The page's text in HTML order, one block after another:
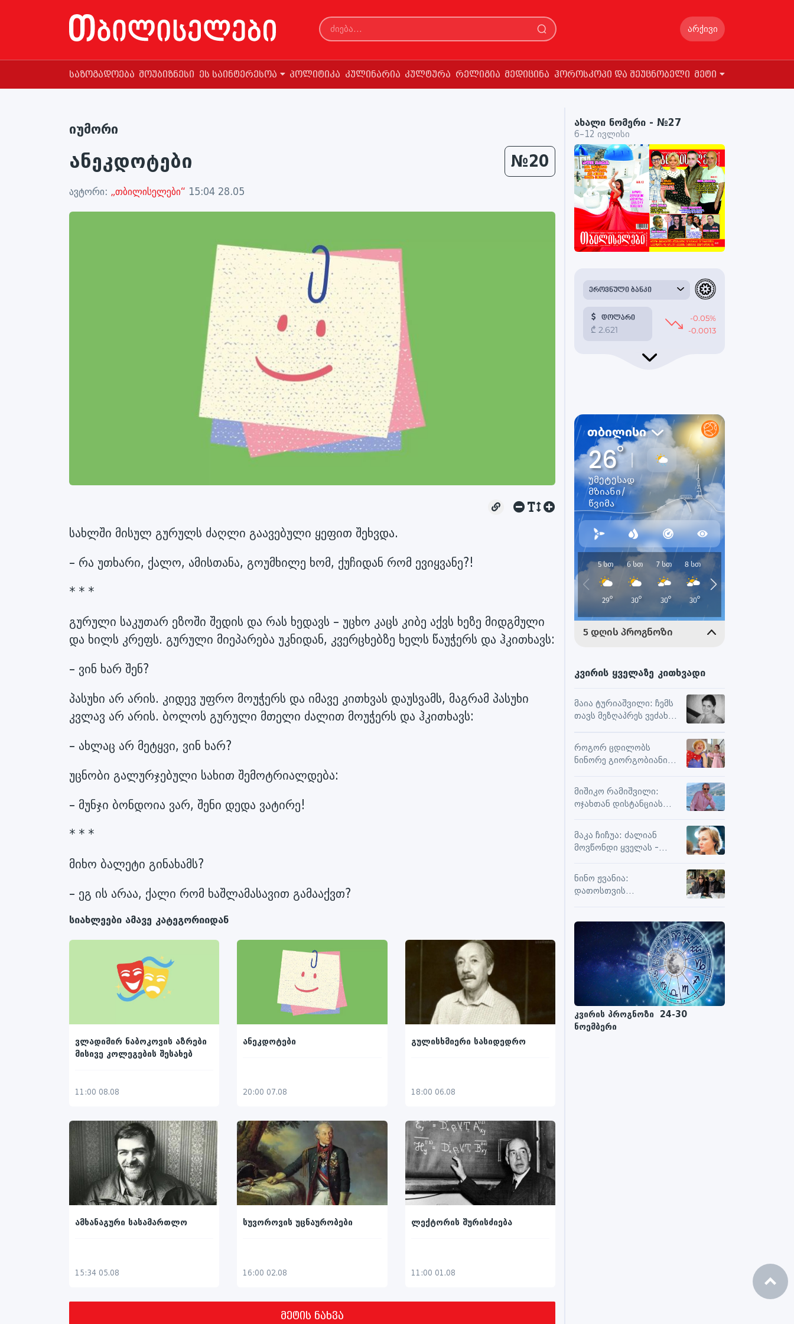
არქივი
საზოგადოება შოუბიზნესი ეს საინტერესოა პოლიტიკა კულინარია კულტურა რელიგია მედიცინა ჰოროსკოპი და შეუცნობელი მეტი
იუმორი
ანეკდოტები №20
ავტორი: „თბილისელები“ 15:04 28.05
სახლში მისულ გურულს ძაღლი გაავებული ყეფით შეხვდა.
– რა უთხარი, ქალო, ამისთანა, გოუმხილე ხომ, ქუჩიდან რომ ევიყვანე?!
* * *
გურული საკუთარ ეზოში შედის და რას ხედავს – უცხო კაცს კიბე აქვს ხეზე მიდგმული
და ხილს კრეფს. გურული მიეპარება უკნიდან, კვერცხებზე ხელს წაუჭერს და ჰკითხავს:
– ვინ ხარ შენ?
პასუხი არ არის. კიდევ უფრო მოუჭერს და იმავე კითხვას დაუსვამს, მაგრამ პასუხი
კვლავ არ არის. ბოლოს გურული მთელი ძალით მოუჭერს და ჰკითხავს:
– ახლაც არ მეტყვი, ვინ ხარ?
უცნობი გალურჯებული სახით შემოტრიალდება:
– მუნჯი ბონდოია ვარ, შენი დედა ვატირე!
* * *
მიხო ბალეტი გინახამს?
– ეგ ის არაა, ქალი რომ ხაშლამასავით გამააქვთ?
სიახლეები ამავე კატეგორიიდან
ვლადიმირ ნაბოკოვის აზრები
მისივე კოლეგების შესახებ
11:00 08.08
ანეკდოტები
20:00 07.08
გულისხმიერი სასიდედრო
18:00 06.08
ამხანაგური სასამართლო
15:34 05.08
სუვოროვის უცნაურობები
16:00 02.08
ლექტორის შურისძიება
11:00 01.08
მეტის ნახვა
ახალი ნომერი - №27
6–12 ივლისი
კვირის ყველაზე კითხვადი
მაია ტურიაშვილი: ჩემს
თავს მეზღაპრეს ვეძახი,
ურთიერთობებსა და
შემოქმედებით
მუშაობაში
როგორ ცდილობს
ნინორე გიორგობიანი
მაქსიმალური
სიამოვნების მიღებას და
მოქმედებს თუ არა მასზე
მიშიკო რამიშვილი:
ოჯახთან დისტანციას
გრძელდება
მაკა ჩიჩუა: ძალიან
მოვწონდი ყველას -
გარეთ
ნინო ჟვანია:
დათოსთვის
კვირის პროგნოზი 24-30
ნოემბერი